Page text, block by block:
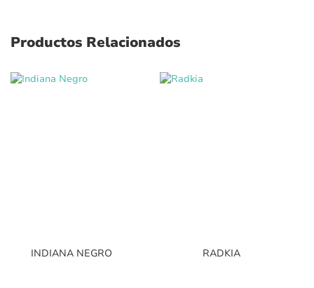
Productos Relacionados
INDIANA NEGRO RADKIA